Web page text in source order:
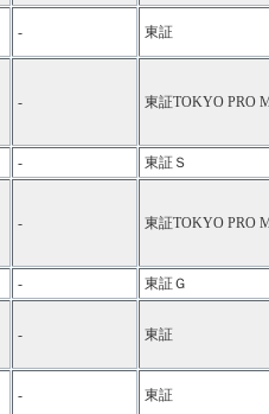
- 東証
- 東証TOKYO PRO
- 東証Ｓ
- 東証TOKYO PRO
- 東証Ｇ
- 東証
- 東証